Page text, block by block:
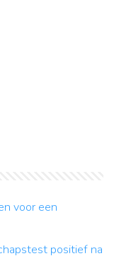
voor een
positief na